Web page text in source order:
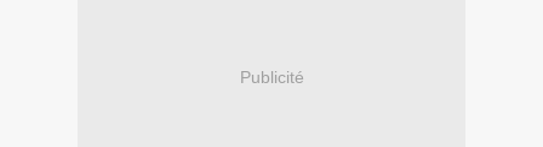
Publicité